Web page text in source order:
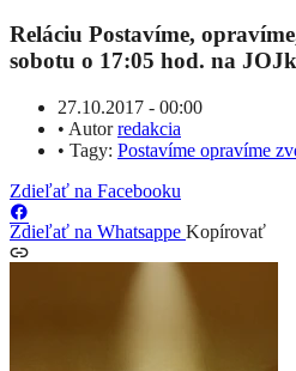
Reláciu Postavíme,
sobotu o 17:05 hod. na
27.10.2017 - 00:00
• Autorredakcia
• Tagy: Postavíme opravíme
Zdieľať na Facebooku
Zdieľať na Whatsappe Kopírovať